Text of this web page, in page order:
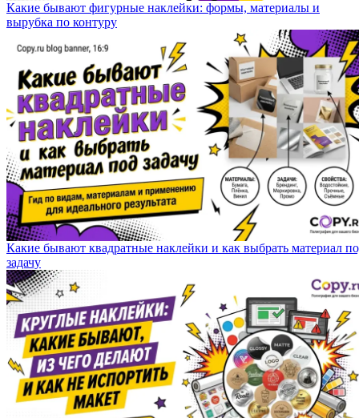
Какие бывают фигурные наклейки: формы, материалы и
вырубка по контуру
Какие бывают квадратные наклейки и как выбрать материал
задачу